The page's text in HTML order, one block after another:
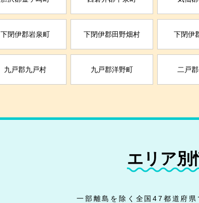
下閉伊郡岩泉町 下閉伊郡田野畑村 下閉伊
九戸郡九戸村 九戸郡洋野町 二戸
エリア別
一部離島を除く全国47都道府県